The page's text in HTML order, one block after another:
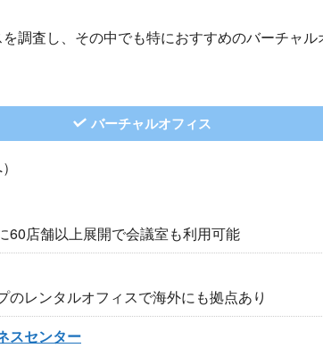
調査し、その中でも特におすすめのバーチャル
バーチャルオフィス
60店舗以上展開で会議室も利用可能
レンタルオフィスで海外にも拠点あり
スセンター